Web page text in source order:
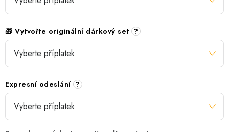
🎁 Vytvořte originální dárkový set ?
Expresní odeslání ?